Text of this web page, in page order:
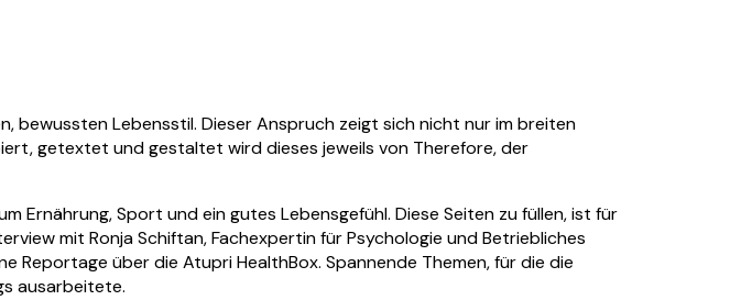
Lebensstil. Dieser Anspruch zeigt sich nicht nur im breiten
getextet und gestaltet wird dieses jeweils von Therefore, der
Ernährung, Sport und ein gutes Lebensgefühl. Diese Seiten zu füllen, ist für
mit Ronja Schiftan, Fachexpertin für Psychologie und Betriebliches
Reportage über die Atupri HealthBox. Spannende Themen, für die die
ausarbeitete.